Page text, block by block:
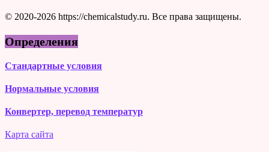
© 2020-2026 https://chemicalstudy.ru. Все права защищены.
Определения
Стандартные условия
Нормальные условия
Конвертер, перевод температур
Карта сайта